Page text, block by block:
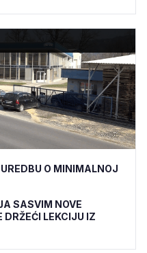
O MINIMALNOJ
SASVIM NOVE
LEKCIJU IZ